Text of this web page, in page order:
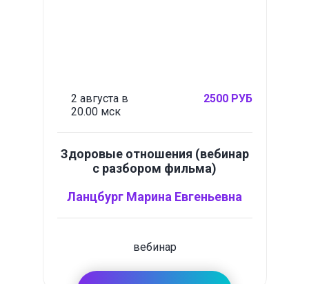
2 августа в
20.00 мск
2500 РУБ
Здоровые отношения (вебинар
с разбором фильма)
Ланцбург Марина Евгеньевна
вебинар